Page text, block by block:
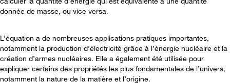
donnée de masse, ou vice versa.
L’équation a de nombreuses applications pratiques importantes,
notamment la production d’électricité grâce à l’énergie nucléaire et la
création d’armes nucléaires. Elle a également été utilisée pour
expliquer certains des propriétés les plus fondamentales de l’univers,
notamment la nature de la matière et l’origine.